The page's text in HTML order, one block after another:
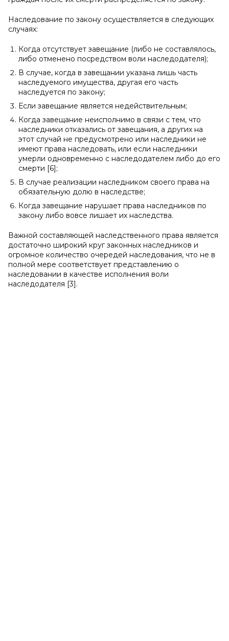
Наследование по закону осуществляется в следующих
случаях:
Когда отсутствует завещание (либо не составлялось,
либо отменено посредством воли наследодателя);
В случае, когда в завещании указана лишь часть
наследуемого имущества, другая его часть
наследуется по закону;
Если завещание является недействительным;
Когда завещание неисполнимо в связи с тем, что
наследники отказались от завещания, а других на
этот случай не предусмотрено или наследники не
имеют права наследовать, или если наследники
умерли одновременно с наследодателем либо до его
смерти [6];
В случае реализации наследником своего права на
обязательную долю в наследстве;
Когда завещание нарушает права наследников по
закону либо вовсе лишает их наследства.
Важной составляющей наследственного права является
достаточно широкий круг законных наследников и
огромное количество очередей наследования, что не в
полной мере соответствует представлению о
наследовании в качестве исполнения воли
наследодателя [3].